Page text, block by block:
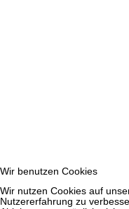
Wir benutzen Cookies
Wir nutzen Cookies auf
Nutzererfahrung zu